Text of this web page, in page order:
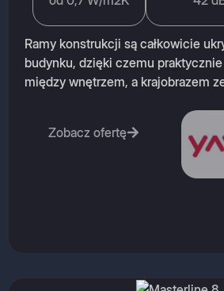
Ramy konstrukcji są całkowicie
budynku, dzięki czemu
między wnętrzem, a krajobrazem
Zobacz ofertę